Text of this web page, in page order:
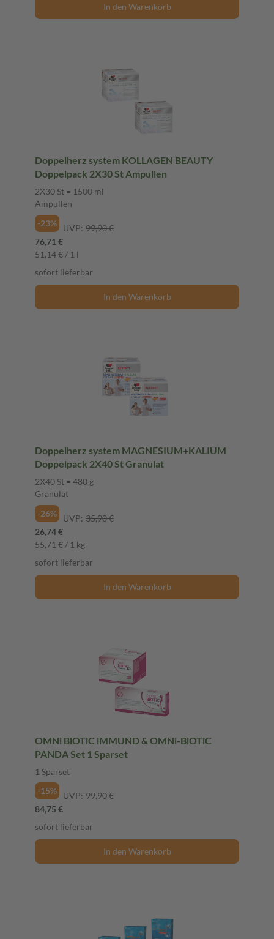
In den Warenkorb
Doppelherz system KOLLAGEN BEAUTY
Doppelpack 2X30 St Ampullen
2X30 St = 1500 ml
Ampullen
-23%
UVP: 99,90 €
76,71 €
51,14 € / 1 l
sofort lieferbar
In den Warenkorb
Doppelherz system MAGNESIUM+KALIUM
Doppelpack 2X40 St Granulat
2X40 St = 480 g
Granulat
-26%
UVP: 35,90 €
26,74 €
55,71 € / 1 kg
sofort lieferbar
In den Warenkorb
OMNi BiOTiC iMMUND & OMNi-BiOTiC
PANDA Set 1 Sparset
1 Sparset
-15%
UVP: 99,90 €
84,75 €
sofort lieferbar
In den Warenkorb